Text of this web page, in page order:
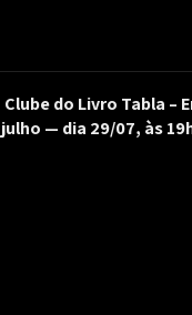
Clube do Livro Tabla –
julho — dia 29/07, às